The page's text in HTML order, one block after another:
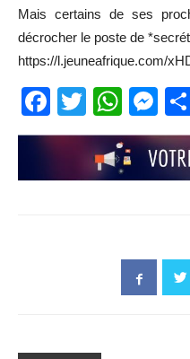
Mais certains de ses
décrocher le poste de
https://l.jeuneafrique.com/
Facebook
Twitter